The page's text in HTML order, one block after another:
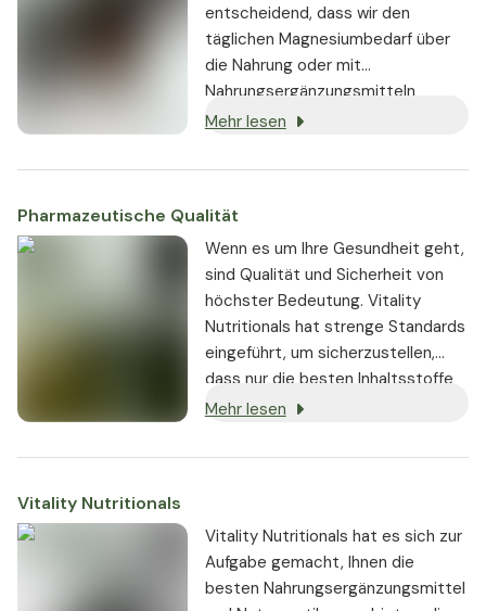
entscheidend, dass wir den
täglichen Magnesiumbedarf über
die Nahrung oder mit
Nahrungsergänzungsmitteln
aufnehmen.
Mehr lesen
Pharmazeutische Qualität
Wenn es um Ihre Gesundheit geht,
sind Qualität und Sicherheit von
höchster Bedeutung. Vitality
Nutritionals hat strenge Standards
eingeführt, um sicherzustellen,
dass nur die besten Inhaltsstoffe
von seriösen Lieferanten bezogen
werden:
Mehr lesen
Vitality Nutritionals
Vitality Nutritionals hat es sich zur
Aufgabe gemacht, Ihnen die
besten Nahrungsergänzungsmittel